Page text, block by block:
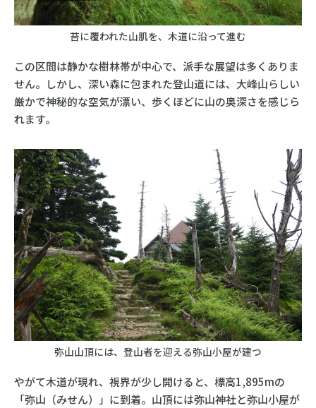
苔に覆われた山肌を、木道に沿って進む
この区間は静かな樹林帯が中心で、派手な展望は多くありま
せん。しかし、深い森に包まれた登山道には、大峰山らしい
厳かで神秘的な空気が漂い、歩くほどに山の奥深さを感じら
れます。
弥山山頂には、登山者を迎える弥山小屋が建つ
やがて木道が現れ、視界が少し開けると、標高1,895mの
「弥山（みせん）」に到着。山頂には弥山神社と弥山小屋が